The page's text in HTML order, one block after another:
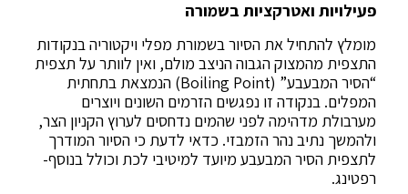
פעילויות ואטרקציות בשמורה
מומלץ להתחיל את הסיור בשמורת מפלי ויקטוריה בנקודות
התצפית מהמצוק הגבוה הניצב מולם, ואין לוותר על תצפית
“הסיר המבעבע” (Boiling Point) הנמצאת בתחתית
המפלים. בנקודה זו נפגשים הזרמים השונים ויוצרים
מערבולת מדהימה לפני שהמים נדחסים לערוץ הקניון הצר,
ולהמשך נתיב נהר הזמבזי. כדאי לדעת כי הסיור המודרך
לתצפית הסיר המבעבע מיועד למיטיבי לכת וכולל בנוסף-
רפטינג.